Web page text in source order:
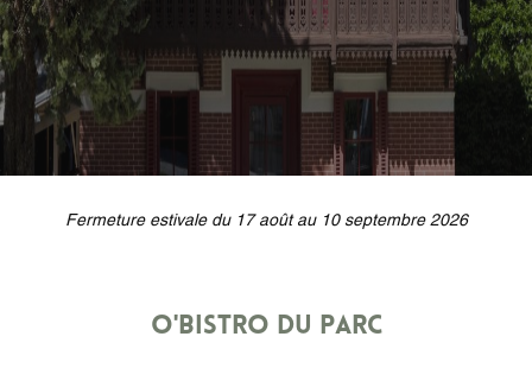
Fermeture estivale du 17 août au 10 septembre 2026
O'Bistro du Parc